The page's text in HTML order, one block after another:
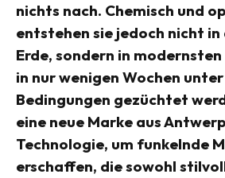
nichts nach. Chemisch und
entstehen sie jedoch nicht
Erde, sondern in
in nur wenigen Wochen
Bedingungen gezüchtet
eine neue Marke aus
Technologie, um funkelnde
erschaffen, die sowohl